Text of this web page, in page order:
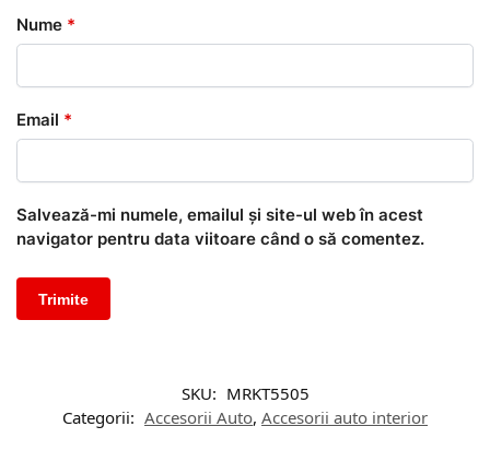
Nume *
Email *
Salvează-mi numele, emailul și site-ul web în acest
navigator pentru data viitoare când o să comentez.
SKU: MRKT5505
Categorii: Accesorii Auto, Accesorii auto interior